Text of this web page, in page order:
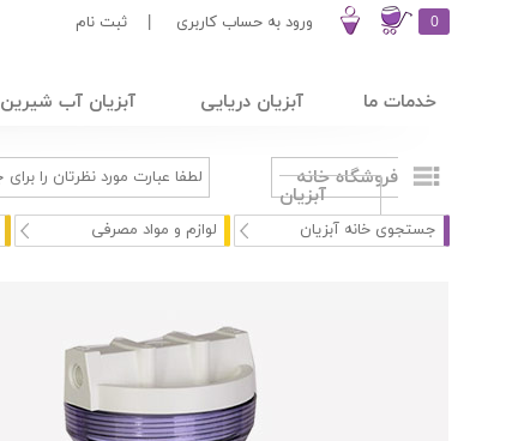
0 ورود به حساب کاربری ثبت نام
خدمات ما آبزیان دریایی آبزیان آب شیرین
فروشگاه خانه
آبزیان
جستجوی خانه آبزیان لوازم و مواد مصرفی